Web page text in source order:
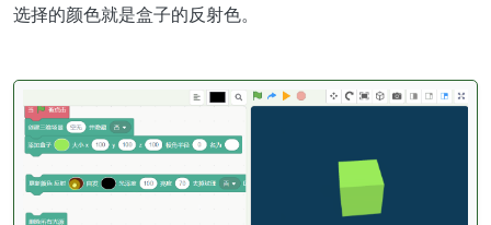
选择的颜色就是盒子的反射色。